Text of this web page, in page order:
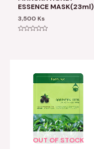
ESSENCE MASK(23ml)
3,500 Ks
OUT OF STOCK